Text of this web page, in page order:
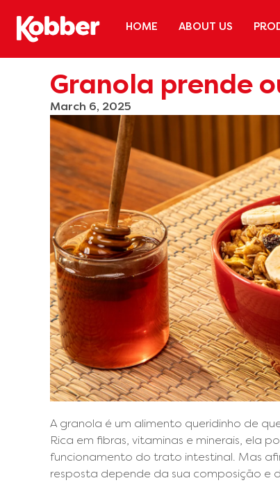
HOME ABOUT US
Granola prende
March 6, 2025
A granola é um alimento queridinho de
Rica em fibras, vitaminas e minerais, ela
funcionamento do trato intestinal. Mas
resposta depende da sua composição e